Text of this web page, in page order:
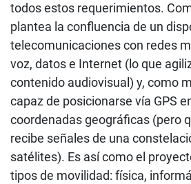
todos estos requerimientos.
plantea la confluencia de un
telecomunicaciones con redes
voz, datos e Internet (lo que
contenido audiovisual) y, como
capaz de posicionarse vía GPS
coordenadas geográficas (pero
recibe señales de una
satélites). Es así como el
tipos de movilidad: física,